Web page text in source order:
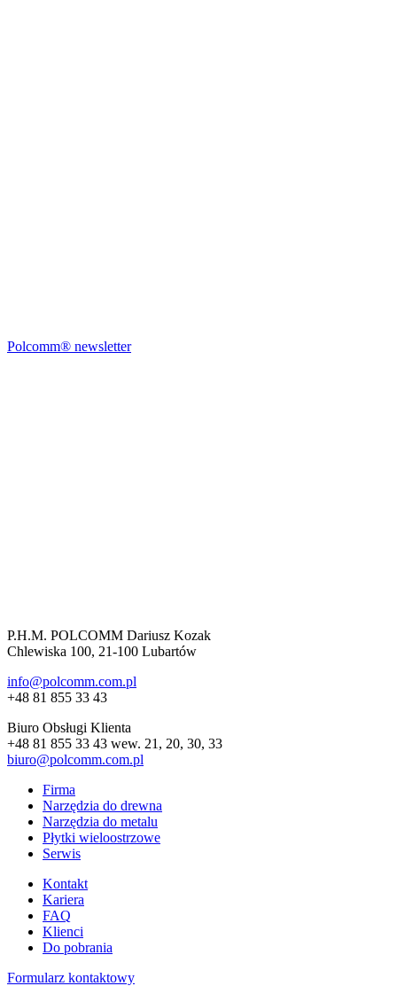
Polcomm® newsletter
P.H.M. POLCOMM Dariusz Kozak
Chlewiska 100, 21-100 Lubartów
info@polcomm.com.pl
+48 81 855 33 43
Biuro Obsługi Klienta
+48 81 855 33 43 wew. 21, 20, 30, 33
biuro@polcomm.com.pl
Firma
Narzędzia do drewna
Narzędzia do metalu
Płytki wieloostrzowe
Serwis
Kontakt
Kariera
FAQ
Klienci
Do pobrania
Formularz kontaktowy